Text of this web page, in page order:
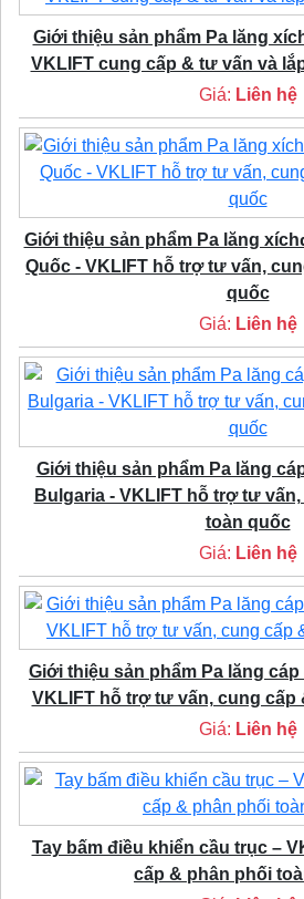
Giới thiệu sản phẩm Pa lăng
VKLIFT cung cấp & tư vấn và
Giá: Liên hệ
Giới thiệu sản phẩm Pa lăng
Quốc - VKLIFT hỗ trợ tư vấn,
quốc
Giá: Liên hệ
Giới thiệu sản phẩm Pa lăng
Bulgaria - VKLIFT hỗ trợ tư
toàn quốc
Giá: Liên hệ
Giới thiệu sản phẩm Pa lăng
VKLIFT hỗ trợ tư vấn, cung cấp
Giá: Liên hệ
Tay bấm điều khiển cầu trục –
cấp & phân phối